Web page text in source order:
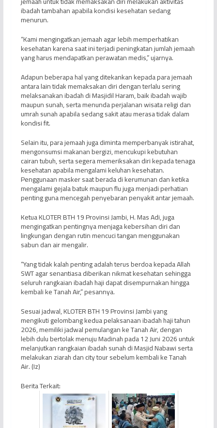
ibadah tambahan apabila kondisi kesehatan sedang
menurun.
“Kami mengingatkan jemaah agar lebih memperhatikan
kesehatan karena saat ini terjadi peningkatan jumlah jemaah
yang harus mendapatkan perawatan medis,” ujarnya.
Adapun beberapa hal yang ditekankan kepada para jemaah
antara lain tidak memaksakan diri dengan terlalu sering
melaksanakan ibadah di Masjidil Haram, baik ibadah wajib
maupun sunah, serta menunda perjalanan wisata religi dan
umrah sunah apabila sedang sakit atau merasa tidak dalam
kondisi fit.
Selain itu, para jemaah juga diminta memperbanyak istirahat,
mengonsumsi makanan bergizi, mencukupi kebutuhan
cairan tubuh, serta segera memeriksakan diri kepada tenaga
kesehatan apabila mengalami keluhan kesehatan.
Penggunaan masker saat berada di kerumunan dan ketika
mengalami gejala batuk maupun flu juga menjadi perhatian
penting guna mencegah penyebaran penyakit antar jemaah.
Ketua KLOTER BTH 19 Provinsi Jambi, H. Mas Adi, juga
mengingatkan pentingnya menjaga kebersihan diri dan
lingkungan dengan rutin mencuci tangan menggunakan
sabun dan air mengalir.
“Yang tidak kalah penting adalah terus berdoa kepada Allah
SWT agar senantiasa diberikan nikmat kesehatan sehingga
seluruh rangkaian ibadah haji dapat disempurnakan hingga
kembali ke Tanah Air,” pesannya.
Sesuai jadwal, KLOTER BTH 19 Provinsi Jambi yang
mengikuti gelombang kedua pelaksanaan ibadah haji tahun
2026, memiliki jadwal pemulangan ke Tanah Air, dengan
lebih dulu bertolak menuju Madinah pada 12 Juni 2026 untuk
melanjutkan rangkaian ibadah sunah di Masjid Nabawi serta
melakukan ziarah dan city tour sebelum kembali ke Tanah
Air. (Iz)
Berita Terkait: